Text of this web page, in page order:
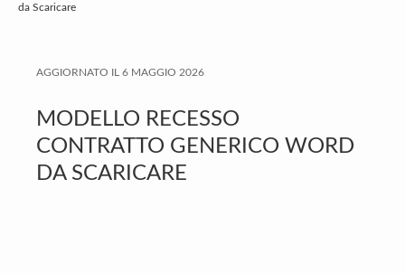
a
n
c
o
r
m
a
r
o
t
e
r
da Scaricare
AGGIORNATO IL 6 MAGGIO 2026
MODELLO RECESSO
CONTRATTO GENERICO WORD
DA SCARICARE